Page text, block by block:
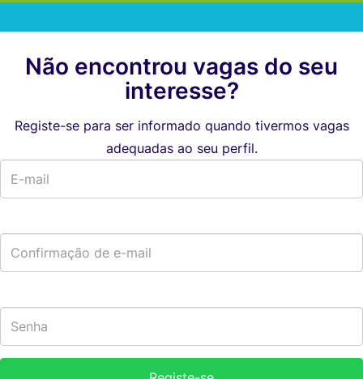
Não encontrou vagas do seu
interesse?
Registe-se para ser informado quando tivermos vagas
adequadas ao seu perfil.